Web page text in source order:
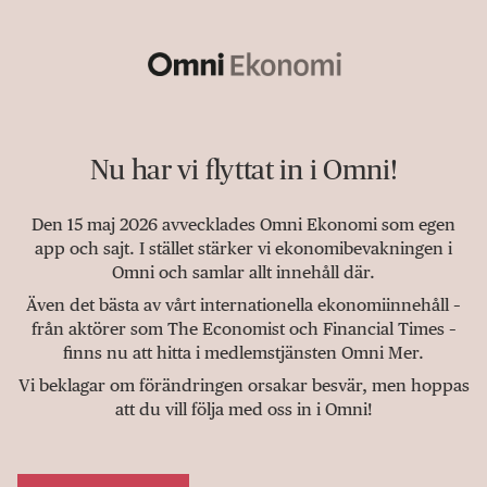
Nu har vi flyttat in i Omni!
Den 15 maj 2026 avvecklades Omni Ekonomi som egen
app och sajt. I stället stärker vi ekonomibevakningen i
Omni och samlar allt innehåll där.
Även det bästa av vårt internationella ekonomiinnehåll –
från aktörer som The Economist och Financial Times –
finns nu att hitta i medlemstjänsten Omni Mer.
Vi beklagar om förändringen orsakar besvär, men hoppas
att du vill följa med oss in i Omni!